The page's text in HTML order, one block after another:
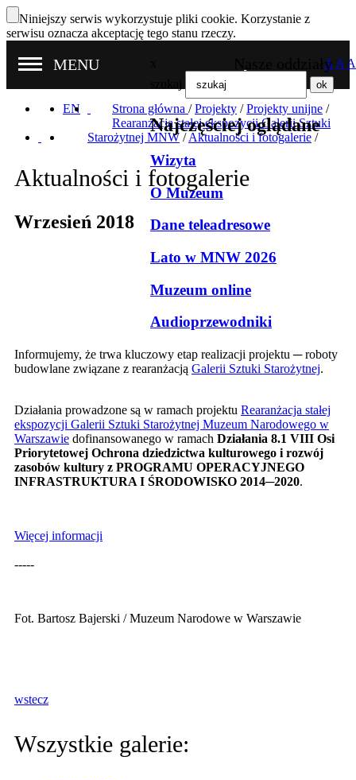
Niniejszy serwis wykorzystuje pliki cookie. Korzystanie z
serwisu oznacza akceptację tego stanu rzeczy.
Nasze oddziały
MENU
Najczęściej oglądane
Wizyta
O Muzeum
Dane teleadresowe
Lato w MNW 2026
Muzeum online
Audioprzewodniki
A A A
EN Strona główna / Projekty /Projekty unijne /
Rearanżacja stałej ekspozycji Galerii Sztuki
Starożytnej MNW /Aktualności i fotogalerie /
Aktualności i fotogalerie
Wrzesień 2018
Informujemy, że trwa kluczowy etap realizacji projektu ─ roboty
budowlane związane z rearanżacją Galerii Sztuki Starożytnej.
Działania prowadzone są w ramach projektu Rearanżacja stałej
ekspozycji Galerii Sztuki Starożytnej Muzeum Narodowego w
Warszawie dofinansowanego w ramach Działania 8.1 VIII Osi
Priorytetowej Ochrona dziedzictwa kulturowego i rozwój
zasobów kultury z PROGRAMU OPERACYJNEGO
INFRASTRUKTURA I ŚRODOWISKO 2014─2020.
Więcej informacji
-----
Fot. Bartosz Bajerski / Muzeum Narodowe w Warszawie
wstecz
Wszystkie galerie: